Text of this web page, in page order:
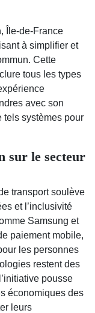
Île-de-France
à simplifier et
Cette
tous les types
avec son
tels systèmes pour
sur le secteur
transport soulève
et l’inclusivité
Samsung et
paiement mobile,
les personnes
restent des
pousse
économiques des
leurs